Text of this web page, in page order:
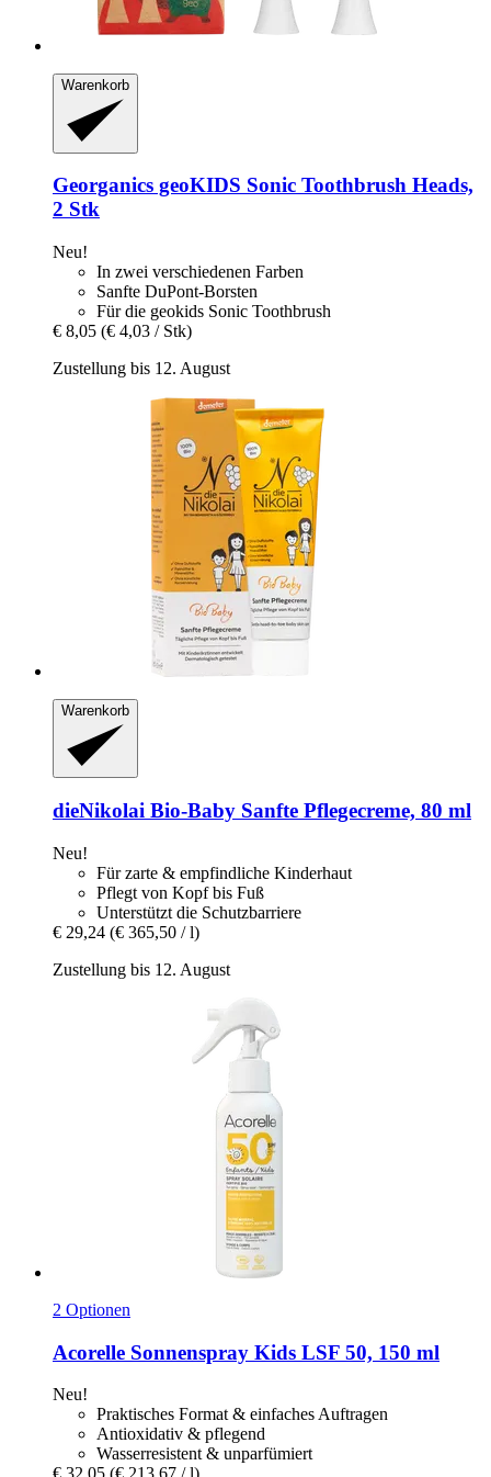
Warenkorb
Georganics geoKIDS Sonic Toothbrush Heads,
2 Stk
Neu!
In zwei verschiedenen Farben
Sanfte DuPont-Borsten
Für die geokids Sonic Toothbrush
€ 8,05 (€ 4,03 / Stk)
Zustellung bis 12. August
Warenkorb
dieNikolai Bio-​Baby Sanfte Pflegecreme, 80 ml
Neu!
Für zarte & empfindliche Kinderhaut
Pflegt von Kopf bis Fuß
Unterstützt die Schutzbarriere
€ 29,24 (€ 365,50 / l)
Zustellung bis 12. August
2 Optionen
Acorelle Sonnenspray Kids LSF 50, 150 ml
Neu!
Praktisches Format & einfaches Auftragen
Antioxidativ & pflegend
Wasserresistent & unparfümiert